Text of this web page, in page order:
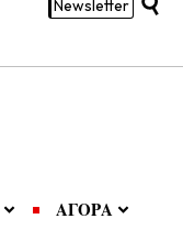
Newsletter
ΑΓΟΡΑ